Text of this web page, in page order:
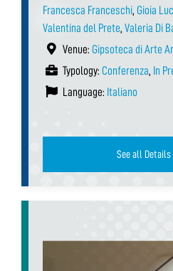
Francesca Franceschi, Gioia
Valentina del Prete, Valeria Di
Venue: Gipsoteca di Arte
Typology: Conferenza, In
Language: Italiano
See all Details